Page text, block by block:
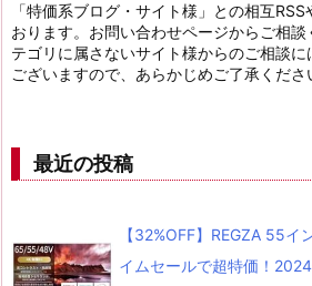
「特価系ブログ・サイト様」との相互
おります。お問い合わせページからご相
テゴリに属さないサイト様からのご相談
ございますので、あらかじめご了承くださ
最近の投稿
【32%OFF】REGZA 55
イムセールで超特価！